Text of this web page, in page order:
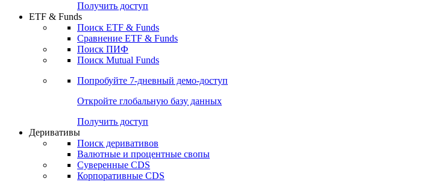
Получить доступ
ETF & Funds
Поиск ETF & Funds
Сравнение ETF & Funds
Поиск ПИФ
Поиск Mutual Funds
Попробуйте 7-дневный демо-доступ
Откройте глобальную базу данных
Получить доступ
Деривативы
Поиск деривативов
Валютные и процентные свопы
Суверенные CDS
Корпоративные CDS